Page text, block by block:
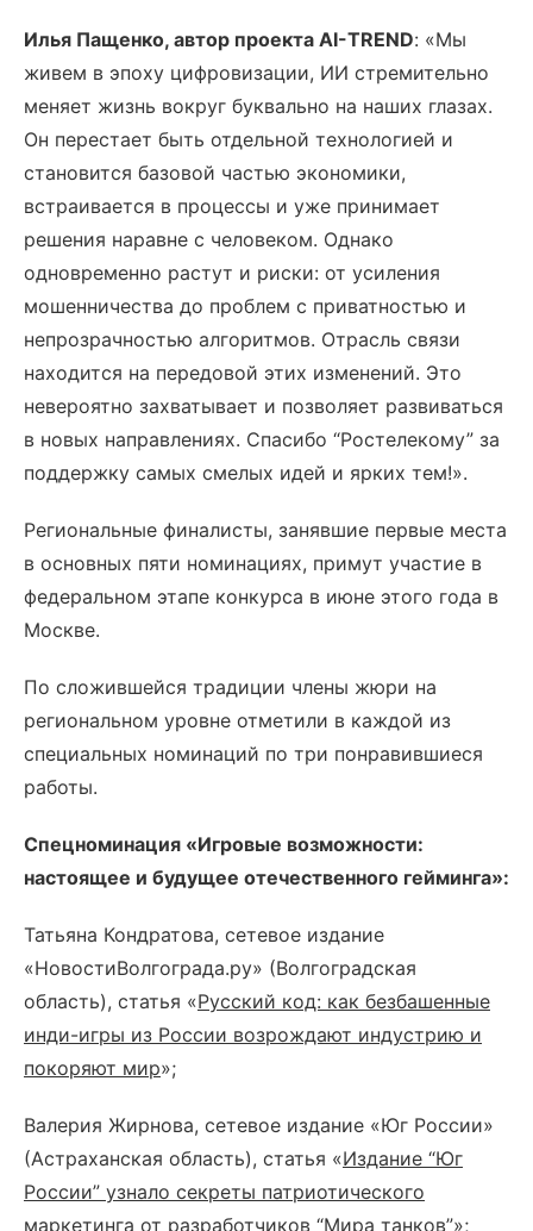
Илья Пащенко, автор проекта AI-TREND: «Мы
живем в эпоху цифровизации, ИИ стремительно
меняет жизнь вокруг буквально на наших глазах.
Он перестает быть отдельной технологией и
становится базовой частью экономики,
встраивается в процессы и уже принимает
решения наравне с человеком. Однако
одновременно растут и риски: от усиления
мошенничества до проблем с приватностью и
непрозрачностью алгоритмов. Отрасль связи
находится на передовой этих изменений. Это
невероятно захватывает и позволяет развиваться
в новых направлениях. Спасибо “Ростелекому” за
поддержку самых смелых идей и ярких тем!».
Региональные финалисты, занявшие первые места
в основных пяти номинациях, примут участие в
федеральном этапе конкурса в июне этого года в
Москве.
По сложившейся традиции члены жюри на
региональном уровне отметили в каждой из
специальных номинаций по три понравившиеся
работы.
Спецноминация «Игровые возможности:
настоящее и будущее отечественного гейминга»:
Татьяна Кондратова, сетевое издание
«НовостиВолгограда.ру» (Волгоградская
область), статья «Русский код: как безбашенные
инди-игры из России возрождают индустрию и
покоряют мир»;
Валерия Жирнова, сетевое издание «Юг России»
(Астраханская область), статья «Издание “Юг
России” узнало секреты патриотического
маркетинга от разработчиков “Мира танков”»;